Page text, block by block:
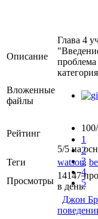
Описание
Глава 4
проблема
Вложенные
файлы
Рейтинг
1
2
3
4
5
5/5 на
Теги
watson,
Просмотры
14147
в день.
Джон